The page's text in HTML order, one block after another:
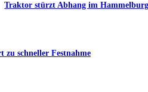
Traktor stürzt Abhang im
zu schneller Festnahme